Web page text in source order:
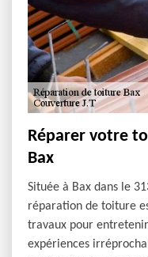
Réparer votre
Bax
Située à Bax dans le
réparation de toiture
travaux pour
expériences